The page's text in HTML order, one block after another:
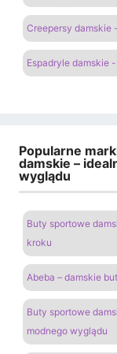
Creepersy damskie
Espadryle damskie
Popularne
damskie –
wyglądu
Buty sportowe
kroku
Abeba – damskie
Buty sportowe
modnego wyglądu